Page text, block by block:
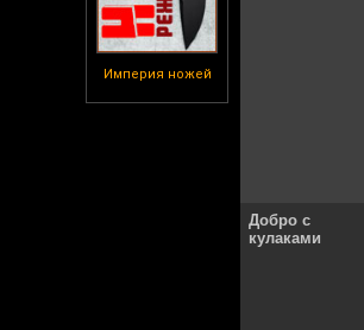
Империя ножей
Добро с
кулаками